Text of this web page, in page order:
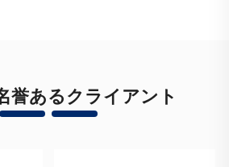
誉あるクライアント